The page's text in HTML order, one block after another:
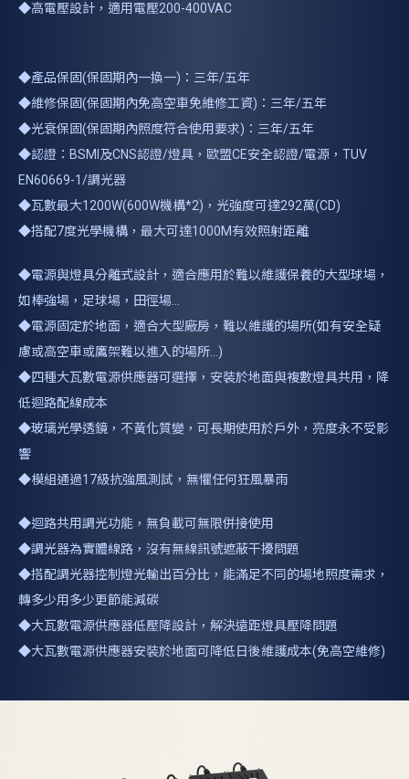
◆高電壓設計，適用電壓200-400VAC
◆產品保固(保固期內一換一)：三年/五年
◆維修保固(保固期內免高空車免維修工資)：三年/五年
◆光衰保固(保固期內照度符合使用要求)：三年/五年
◆認證：BSMI及CNS認證/燈具，歐盟CE安全認證/電源，TUV
EN60669-1/調光器
◆瓦數最大1200W(600W機構*2)，光強度可達292萬(CD)
◆搭配7度光學機構，最大可達1000M有效照射距離
◆電源與燈具分離式設計，適合應用於難以維護保養的大型球場，
如棒強場，足球場，田徑場...
◆電源固定於地面，適合大型廠房，難以維護的場所(如有安全疑
慮或高空車或鷹架難以進入的場所...)
◆四種大瓦數電源供應器可選擇，安裝於地面與複數燈具共用，降
低迴路配線成本
◆玻璃光學透鏡，不黃化質變，可長期使用於戶外，亮度永不受影
響
◆模組通過17級抗強風測試，無懼任何狂風暴雨
◆迴路共用調光功能，無負載可無限併接使用
◆調光器為實體線路，沒有無線訊號遮蔽干擾問題
◆搭配調光器控制燈光輸出百分比，能滿足不同的場地照度需求，
轉多少用多少更節能減碳
◆大瓦數電源供應器低壓降設計，解決遠距燈具壓降問題
◆大瓦數電源供應器安裝於地面可降低日後維護成本(免高空維修)